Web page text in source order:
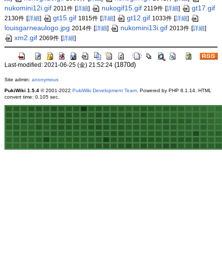
nukomini12i.gif 2011件 [詳細] nukogif15.gif 2119件 [詳細] gt17.gif
2130件 [詳細] gt15.gif 1815件 [詳細] gt12.gif 1033件 [詳細]
louisgarneaulogo.jpg 2014件 [詳細] nukomini13i.gif 2013件 [詳細]
xm2.gif 2069件 [詳細]
Last-modified: 2021-06-25 (金) 21:52:24(1870d)
Site admin: anonymous
PukiWiki 1.5.4© 2001-2022 PukiWiki Development Team. Powered by PHP 8.1.14. HTML
convert time: 0.105 sec.